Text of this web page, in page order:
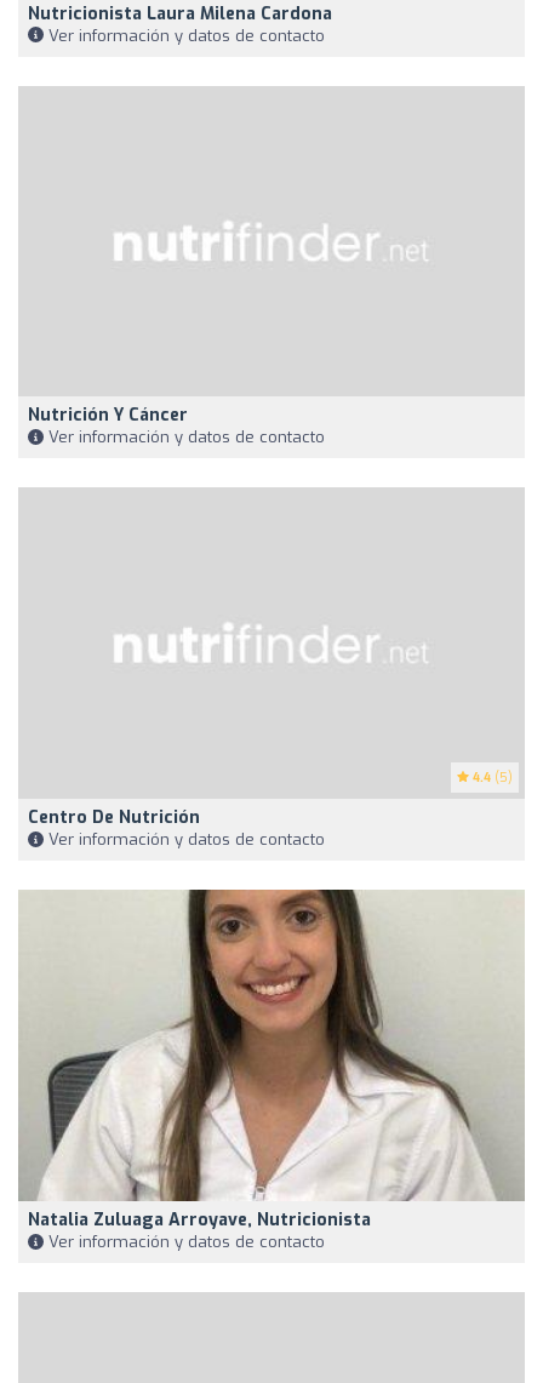
Nutricionista Laura Milena Cardona
Ver información y datos de contacto
Nutrición Y Cáncer
Ver información y datos de contacto
4.4 (5)
Centro De Nutrición
Ver información y datos de contacto
Natalia Zuluaga Arroyave, Nutricionista
Ver información y datos de contacto